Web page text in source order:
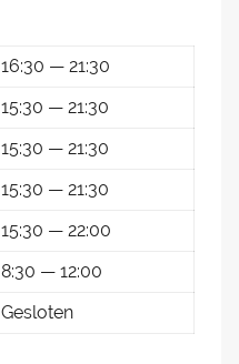
16:30 — 21:30
15:30 — 21:30
15:30 — 21:30
15:30 — 21:30
15:30 — 22:00
8:30 — 12:00
Gesloten